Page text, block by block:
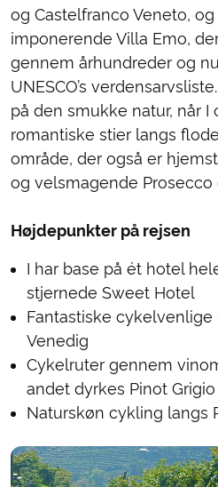
og Castelfranco Veneto,
imponerende Villa Emo,
gennem århundreder og
UNESCO’s
på den smukke natur, når I
romantiske stier langs
område, der også er
og velsmagende Prosecco
Højdepunkter på rejsen
I har base på ét hotel
stjernede Sweet Hotel
Fantastiske
Venedig
Cykelruter gennem
andet dyrkes Pinot
Naturskøn cykling langs